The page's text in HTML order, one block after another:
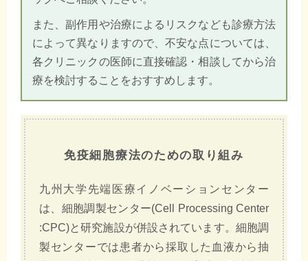
また、副作用や治療によるリスクなども診療方法
によって異なりますので、不安な点については、
各クリニックの医師に直接確認・相談してから治
療を検討することをおすすめします。
免疫細胞療法のための取り組み
九州大学先端医療イノベーションセンター
は、細胞調製センター(Cell Processing Center
:CPC)と研究施設が併設されています。細胞調
製センターでは患者から採取した血液から抽